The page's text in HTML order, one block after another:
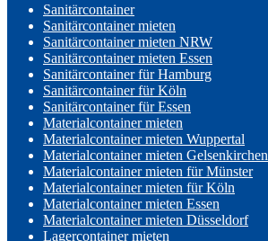
Sanitärcontainer
Sanitärcontainer mieten
Sanitärcontainer mieten NRW
Sanitärcontainer mieten Essen
Sanitärcontainer für Hamburg
Sanitärcontainer für Köln
Sanitärcontainer für Essen
Materialcontainer mieten
Materialcontainer mieten Wuppertal
Materialcontainer mieten Gelsenkirchen
Materialcontainer mieten für Münster
Materialcontainer mieten für Köln
Materialcontainer mieten Essen
Materialcontainer mieten Düsseldorf
Lagercontainer mieten